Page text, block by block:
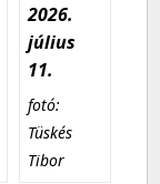
2026.
július
11.
fotó:
Tüskés
Tibor